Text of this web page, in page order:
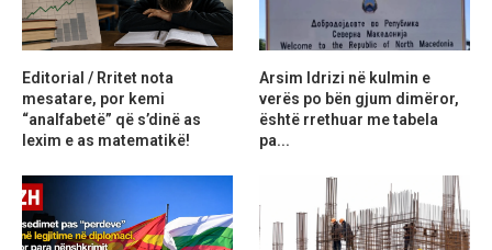
Editorial / Rritet nota
mesatare, por kemi
“analfabetë” që s’dinë as
lexim e as matematikë!
Arsim Idrizi në kulmin e
verës po bën gjum dimëror,
është rrethuar me tabela
pa...